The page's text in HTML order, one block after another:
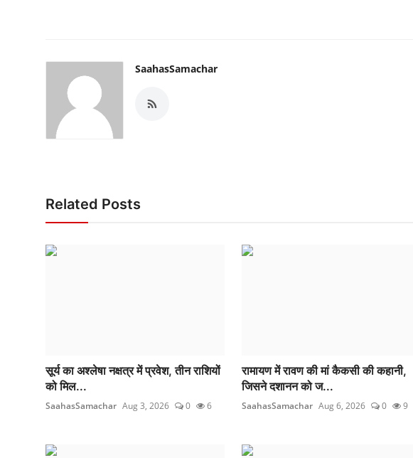
SaahasSamachar
Related Posts
सूर्य का अश्लेषा नक्षत्र में प्रवेश, तीन राशियों
को मिल...
SaahasSamachar Aug 3, 2026 0 6
रामायण में रावण की मां कैकसी की कहानी,
जिसने दशानन को ज...
SaahasSamachar Aug 6, 2026 0 9